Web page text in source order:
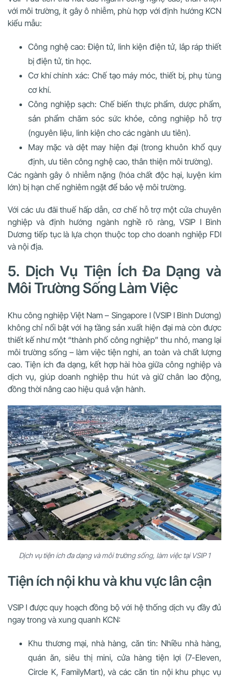
với môi trường, ít gây ô nhiễm, phù hợp với định hướng KCN
kiểu mẫu:
Công nghệ cao: Điện tử, linh kiện điện tử, lắp ráp thiết
bị điện tử, tin học.
Cơ khí chính xác: Chế tạo máy móc, thiết bị, phụ tùng
cơ khí.
Công nghiệp sạch: Chế biến thực phẩm, dược phẩm,
sản phẩm chăm sóc sức khỏe, công nghiệp hỗ trợ
(nguyên liệu, linh kiện cho các ngành ưu tiên).
May mặc và dệt may hiện đại (trong khuôn khổ quy
định, ưu tiên công nghệ cao, thân thiện môi trường).
Các ngành gây ô nhiễm nặng (hóa chất độc hại, luyện kim
lớn) bị hạn chế nghiêm ngặt để bảo vệ môi trường.
Với các ưu đãi thuế hấp dẫn, cơ chế hỗ trợ một cửa chuyên
nghiệp và định hướng ngành nghề rõ ràng, VSIP I Bình
Dương tiếp tục là lựa chọn thuộc top cho doanh nghiệp FDI
và nội địa.
5. Dịch Vụ Tiện Ích Đa Dạng và
Môi Trường Sống Làm Việc
Khu công nghiệp Việt Nam – Singapore I (VSIP I Bình Dương)
không chỉ nổi bật với hạ tầng sản xuất hiện đại mà còn được
thiết kế như một “thành phố công nghiệp” thu nhỏ, mang lại
môi trường sống – làm việc tiện nghi, an toàn và chất lượng
cao. Tiện ích đa dạng, kết hợp hài hòa giữa công nghiệp và
dịch vụ, giúp doanh nghiệp thu hút và giữ chân lao động,
đồng thời nâng cao hiệu quả vận hành.
Dịch vụ tiện ích đa dạng và môi trường sống, làm việc tại VSIP 1
Tiện ích nội khu và khu vực lân cận
VSIP I được quy hoạch đồng bộ với hệ thống dịch vụ đầy đủ
ngay trong và xung quanh KCN:
Khu thương mại, nhà hàng, căn tin: Nhiều nhà hàng,
quán ăn, siêu thị mini, cửa hàng tiện lợi (7-Eleven,
Circle K, FamilyMart), và các căn tin nội khu phục vụ